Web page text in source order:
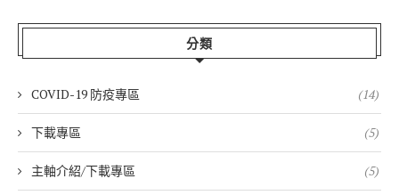
分類
COVID-19 防疫專區 (14)
下載專區 (5)
主軸介紹/下載專區 (5)